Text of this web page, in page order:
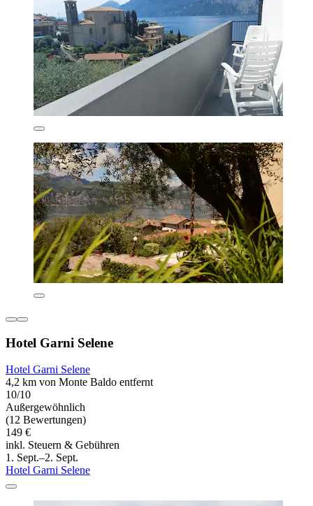
Hotel Garni Selene
Hotel Garni Selene
4,2 km von Monte Baldo entfernt
10/10
Außergewöhnlich
(12 Bewertungen)
149 €
inkl. Steuern & Gebühren
1. Sept.–2. Sept.
Hotel Garni Selene